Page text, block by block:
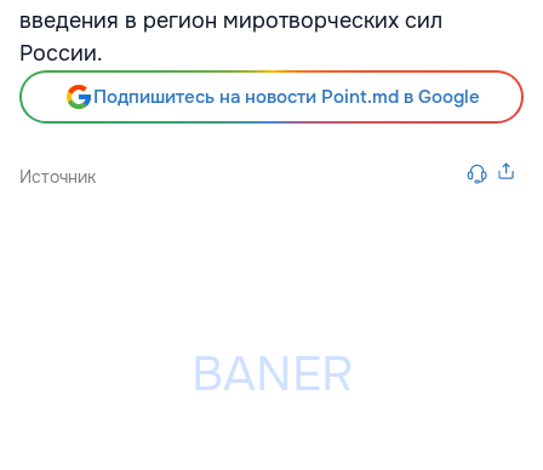
введения в регион миротворческих сил
России.
Подпишитесь на новости Point.md в Google
Источник